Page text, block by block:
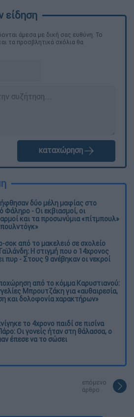
άμεσα με δική σας ευθύνη. Το
τα προσβλητικά σχόλια θα
καταχώρηση
δύο μέλη μαφίας στο
Φάληρο - Οι εκβιασμοί, οι
και τα προσωνύμια «πίτμπουλ»
σοκ από το μακελειό σε σχολείο
Η στιγμή που ο 14χρονος
πυρ - Στους 9 ανέβηκαν οι νεκροί
από το κόμμα Καρυστιανού:
Μπρουτζάκη για «αυθαιρεσία,
και δολοφονία χαρακτήρων»
το 4χρονο παιδί σε πισίνα
Οι γονείς ήταν στη θάλασσα, ο
έπεσε να το σώσει
επόμενο
άρθρο